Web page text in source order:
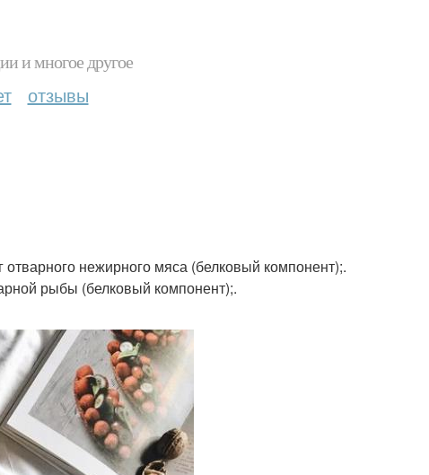
и многое другое
отзывы
нежирного мяса (белковый компонент);.
рыбы (белковый компонент);.